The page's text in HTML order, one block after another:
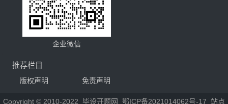
企业微信
推荐栏目
版权声明 免责声明
Copyright © 2010-2022 毕设开题网 鄂ICP备2021014062号-17 站点